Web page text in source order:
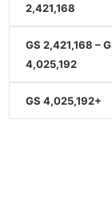
2,421,168
GS 2,421,168 –
4,025,192
GS 4,025,192+